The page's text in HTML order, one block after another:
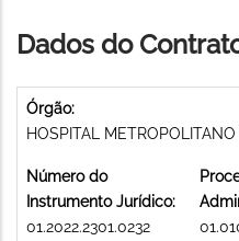
Dados do
Órgão:
HOSPITAL
Número do
Instrumento Jurídico:
01.2022.2301.0232